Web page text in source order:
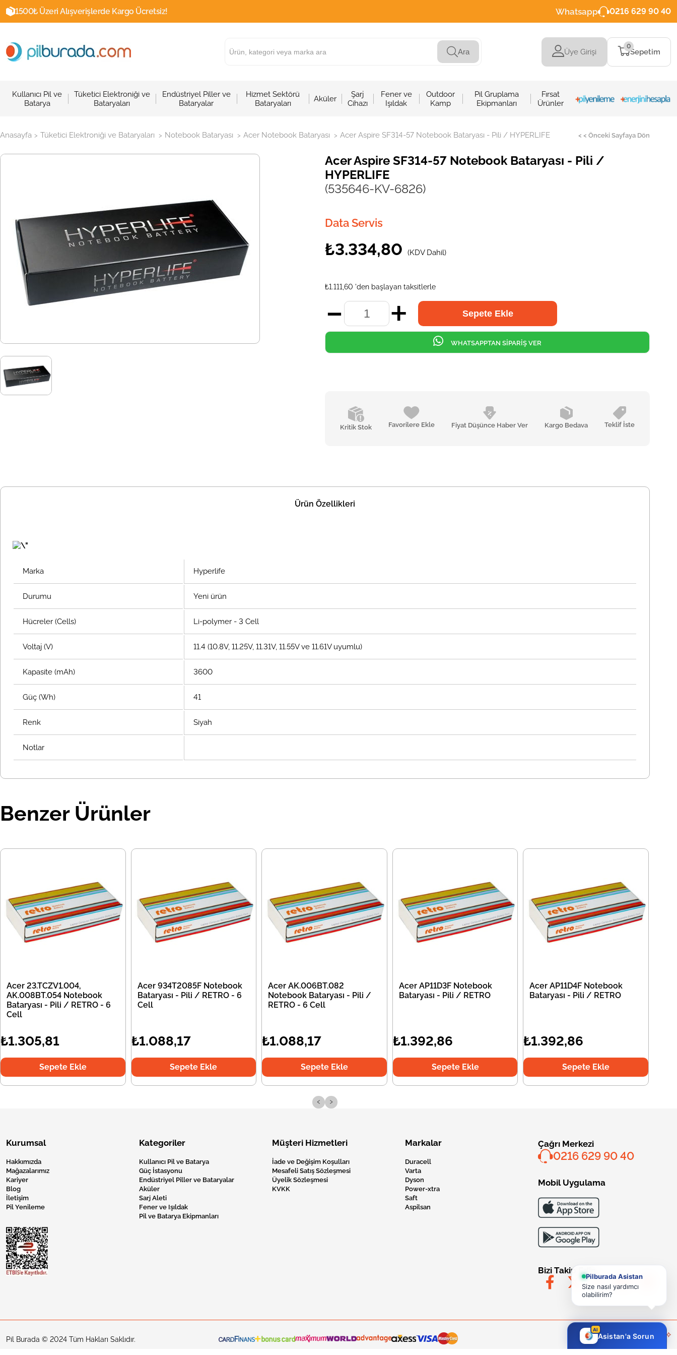
1500₺ Üzeri Alışverişlerde Kargo Ücretsiz! Whatsapp 0216 629 90 40
Ara Üye Girişi Sepetim
0
Kullanıcı Pil ve
Batarya
Tüketici Elektroniği ve
Bataryaları
Endüstriyel Piller ve
Bataryalar
Hizmet Sektörü
Bataryaları
Aküler
Şarj
Cihazı
Fener ve
Işıldak
Outdoor
Kamp
Pil Gruplama
Ekipmanları
Fırsat
Ürünler
Anasayfa > Tüketici Elektroniği ve Bataryaları > Notebook Bataryası > Acer Notebook Bataryası > Acer Aspire SF314-57 Notebook Bataryası - Pili / HYPERLIFE < < Önceki Sayfaya Dön
Acer Aspire SF314-57 Notebook Bataryası - Pili /
HYPERLIFE
(535646-KV-6826)
Data Servis
₺3.334,80 (KDV Dahil)
₺1.111,60 'den başlayan taksitlerle
Kritik Stok Favorilere Ekle Fiyat Düşünce Haber Ver Kargo Bedava Teklif İste
WHATSAPPTAN SİPARİŞ VER
Ürün Özellikleri
Marka Hyperlife
Durumu Yeni ürün
Hücreler (Cells) Li-polymer - 3 Cell
Voltaj (V) 11.4 (10.8V, 11.25V, 11.31V, 11.55V ve 11.61V uyumlu)
Kapasite (mAh) 3600
Güç (Wh) 41
Renk Siyah
Notlar
Benzer Ürünler
Acer 23.TCZV1.004,
AK.008BT.054 Notebook
Bataryası - Pili / RETRO - 6
Cell
₺1.305,81
Sepete Ekle
Acer 934T2085F Notebook
Bataryası - Pili / RETRO - 6
Cell
₺1.088,17
Sepete Ekle
Acer AK.006BT.082
Notebook Bataryası - Pili /
RETRO - 6 Cell
₺1.088,17
Sepete Ekle
Acer AP11D3F Notebook
Bataryası - Pili / RETRO
₺1.392,86
Sepete Ekle
Acer AP11D4F Notebook
Bataryası - Pili / RETRO
₺1.392,86
Sepete Ekle
‹ ›
Kurumsal
Hakkımızda
Mağazalarımız
Kariyer
Blog
İletişim
Pil Yenileme
Kategoriler
Kullanıcı Pil ve Batarya
Güç İstasyonu
Endüstriyel Piller ve Bataryalar
Aküler
Sarj Aleti
Fener ve Işıldak
Pil ve Batarya Ekipmanları
Müşteri Hizmetleri
İade ve Değişim Koşulları
Mesafeli Satış Sözleşmesi
Üyelik Sözleşmesi
KVKK
Markalar
Duracell
Varta
Dyson
Power-xtra
Saft
Aspilsan
Çağrı Merkezi
0216 629 90 40
Mobil Uygulama
Bizi Takip Edin
Pil Burada © 2024 Tüm Hakları Saklıdır.
Pilburada Asistan
Size nasıl yardımcı
olabilirim?
AI
Asistan'a Sorun